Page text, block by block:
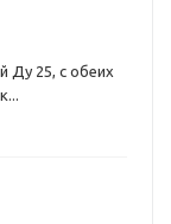
Ду 25, с обеих